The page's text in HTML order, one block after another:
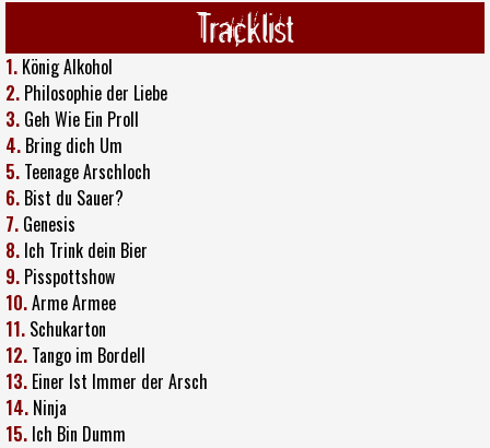
Tracklist
1. König Alkohol
2. Philosophie der Liebe
3. Geh Wie Ein Proll
4. Bring dich Um
5. Teenage Arschloch
6. Bist du Sauer?
7. Genesis
8. Ich Trink dein Bier
9. Pisspottshow
10.Arme Armee
11. Schukarton
12. Tango im Bordell
13. Einer Ist Immer der Arsch
14. Ninja
15. Ich Bin Dumm